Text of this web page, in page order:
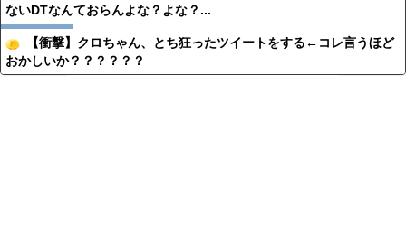
ないDTなんておらんよな？よな？...
【衝撃】クロちゃん、とち狂ったツイートをする←コレ言うほど
おかしいか？？？？？？